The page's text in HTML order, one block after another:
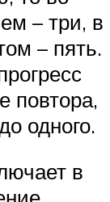
– три, в
– пять.
повтора,
одного.
в